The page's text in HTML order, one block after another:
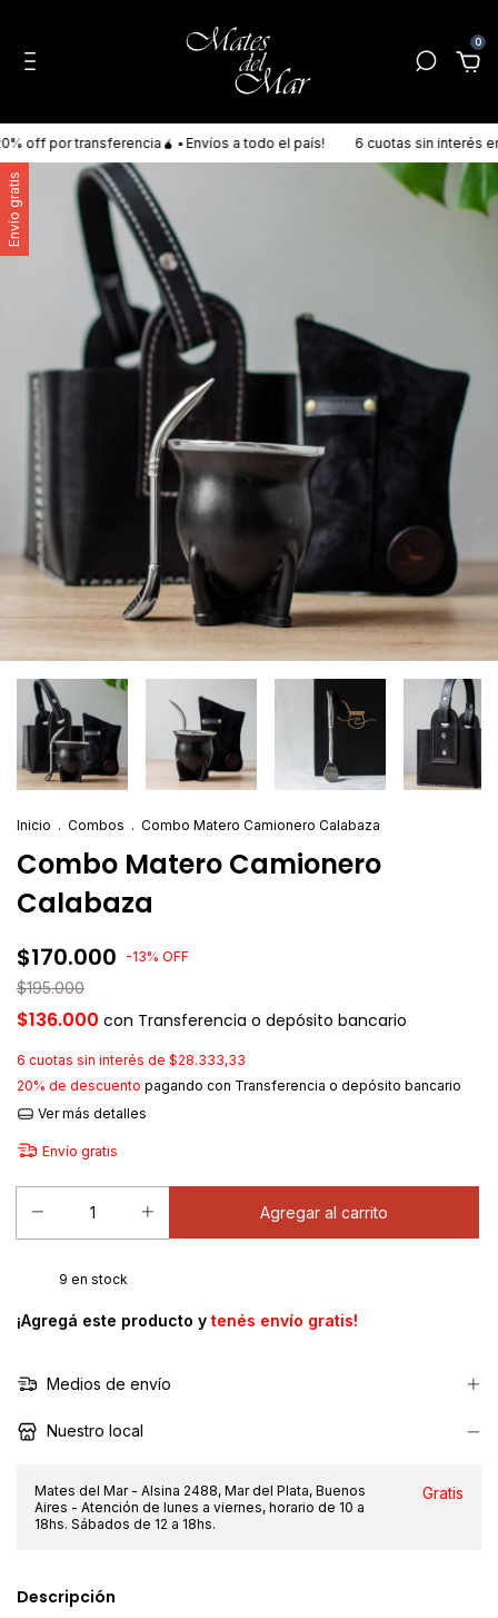
0
off por transferencia🧉 ▪ Envíos a todo el país! 6 cuotas sin interés en
Envío gratis
Inicio . Combos . Combo Matero Camionero Calabaza
Combo Matero Camionero
Calabaza
$170.000 -13% OFF
$195.000
$136.000 con Transferencia o depósito bancario
6 cuotas sin interés de $28.333,33
20% de descuento pagando con Transferencia o depósito bancario
Ver más detalles
Envío gratis
9 en stock
¡Agregá este producto y tenés envío gratis!
Medios de envío
Nuestro local
Mates del Mar - Alsina 2488, Mar del Plata, Buenos
Aires - Atención de lunes a viernes, horario de 10 a
18hs. Sábados de 12 a 18hs.
Gratis
Descripción